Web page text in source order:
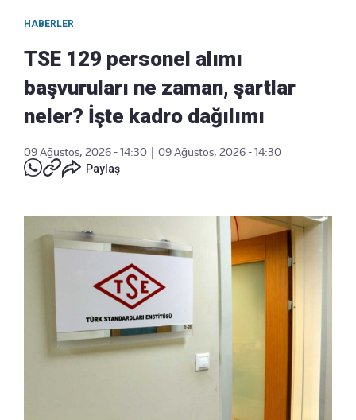
HABERLER
TSE 129 personel alımı
başvuruları ne zaman, şartlar
neler? İşte kadro dağılımı
09 Ağustos, 2026 - 14:30
09 Ağustos, 2026 - 14:30
Paylaş